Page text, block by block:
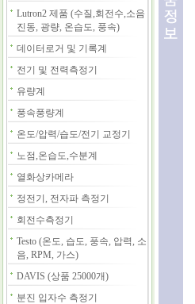
Lutron2 제품 (수질,회전수,소음
진동, 광량, 온습도, 풍속)
데이터로거 및 기록계
전기 및 전력측정기
유량계
풍속풍량계
온도/압력/습도/전기 교정기
노점,온습도,수분계
열화상카메라
정전기, 전자파 측정기
회전수측정기
Testo (온도, 습도, 풍속, 압력, 소
음, RPM, 가스)
DAVIS (상품 25000개)
분진 입자수 측정기